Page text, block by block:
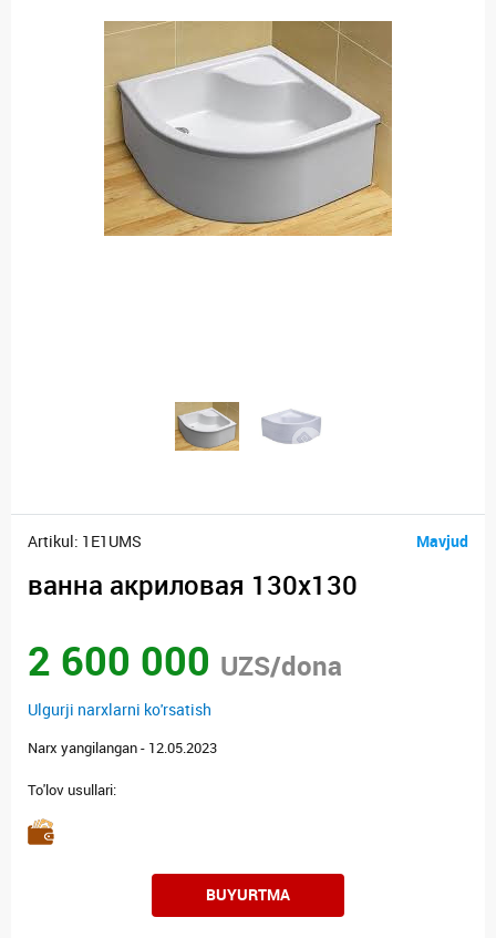
Artikul: 1E1UMS Mavjud
ванна акриловая 130х130
2 600 000 UZS/dona
Ulgurji narxlarni ko'rsatish
Narx yangilangan - 12.05.2023
To'lov usullari:
BUYURTMA